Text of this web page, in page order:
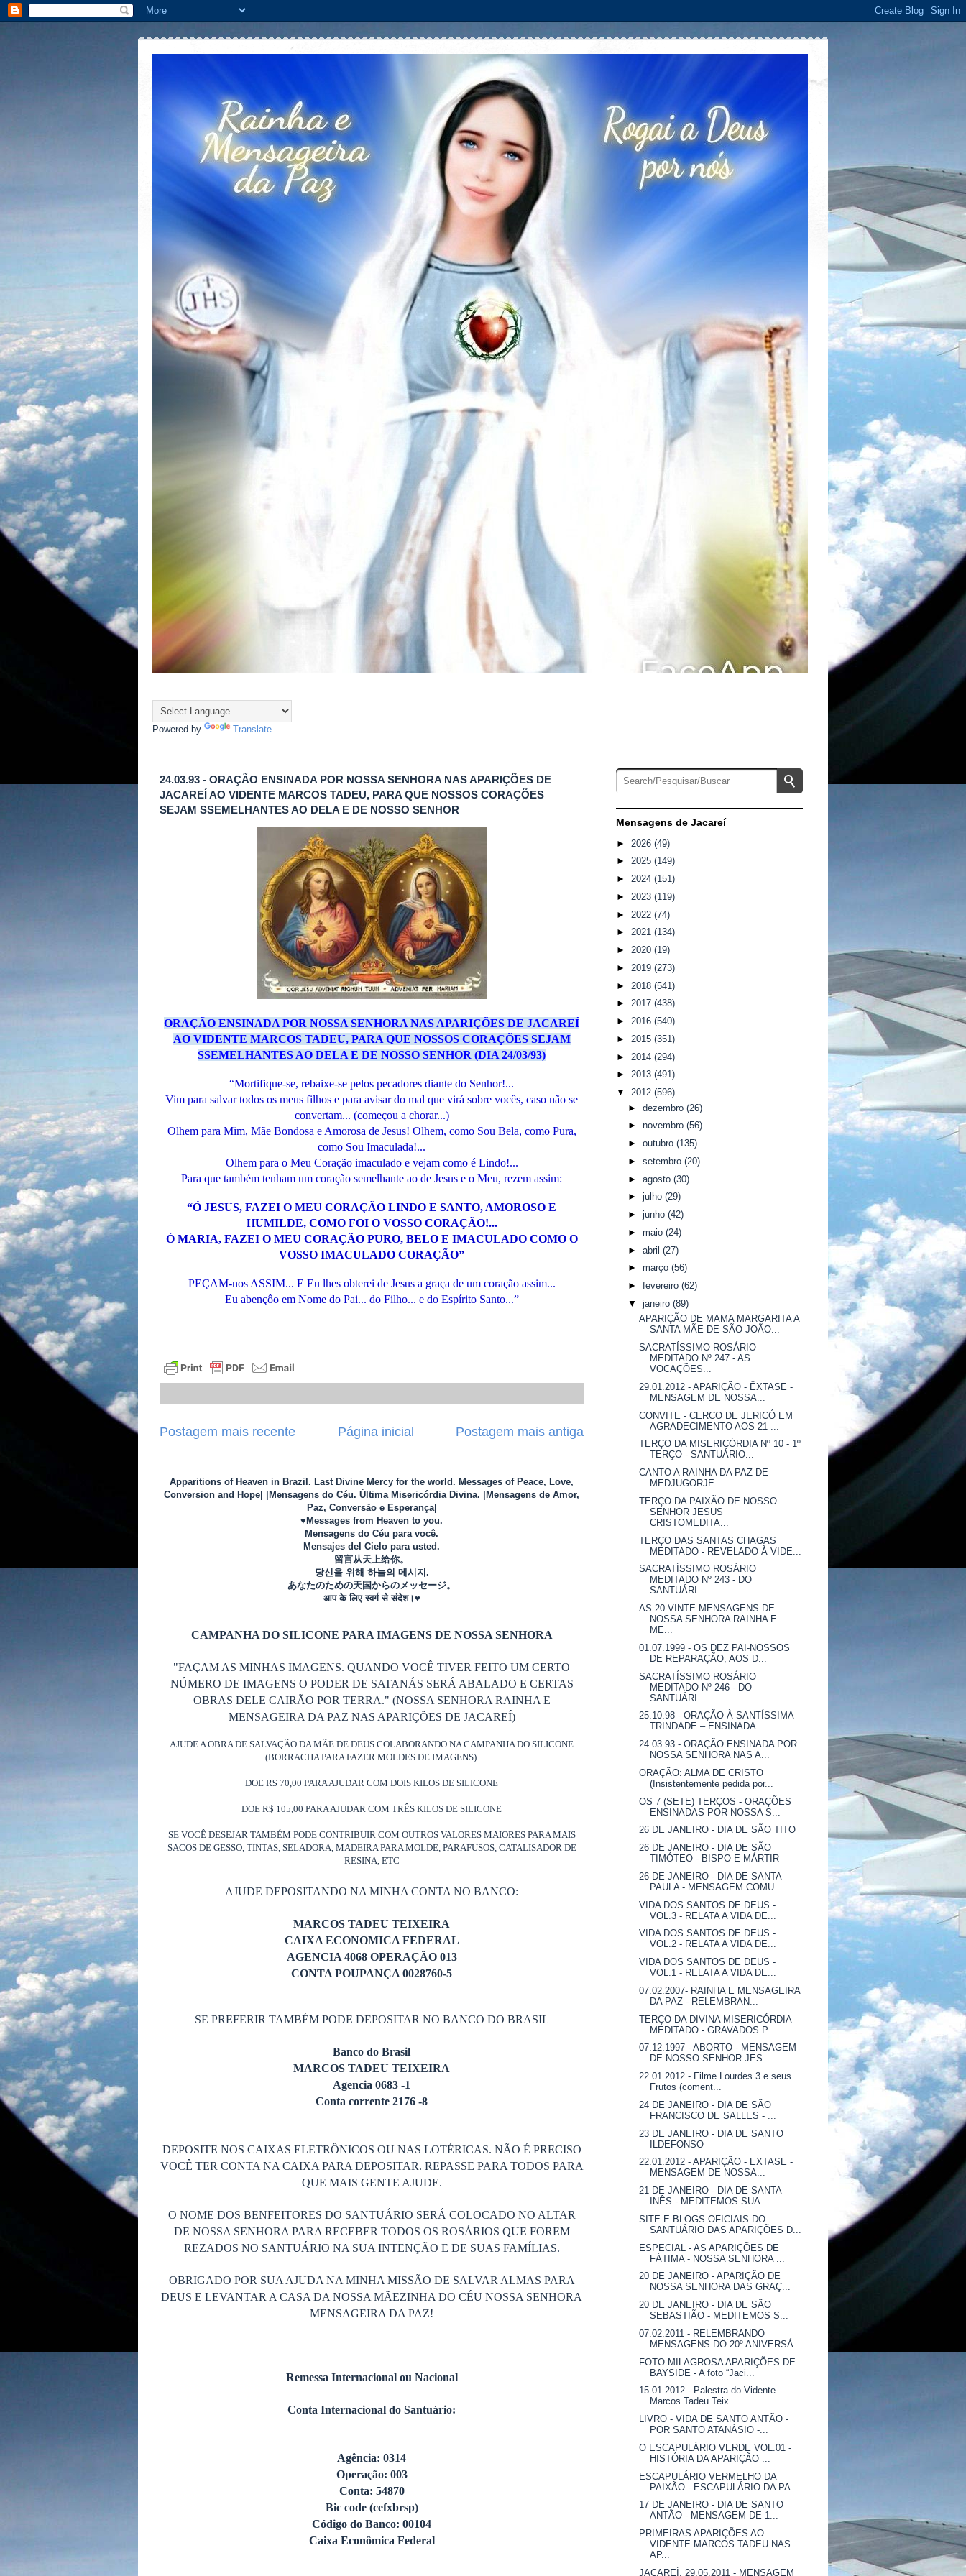
Powered by Translate
24.03.93 - ORAÇÃO ENSINADA POR NOSSA SENHORA NAS APARIÇÕES DE
JACAREÍ AO VIDENTE MARCOS TADEU, PARA QUE NOSSOS CORAÇÕES
SEJAM SSEMELHANTES AO DELA E DE NOSSO SENHOR
ORAÇÃO ENSINADA POR NOSSA SENHORA NAS APARIÇÕES DE JACAREÍ
AO VIDENTE MARCOS TADEU, PARA QUE NOSSOS CORAÇÕES SEJAM
SSEMELHANTES AO DELA E DE NOSSO SENHOR (DIA 24/03/93)
“Mortifique-se, rebaixe-se pelos pecadores diante do Senhor!...
Vim para salvar todos os meus filhos e para avisar do mal que virá sobre vocês, caso não se
convertam... (começou a chorar...)
Olhem para Mim, Mãe Bondosa e Amorosa de Jesus! Olhem, como Sou Bela, como Pura,
como Sou Imaculada!...
Olhem para o Meu Coração imaculado e vejam como é Lindo!...
Para que também tenham um coração semelhante ao de Jesus e o Meu, rezem assim:
“Ó JESUS, FAZEI O MEU CORAÇÃO LINDO E SANTO, AMOROSO E
HUMILDE, COMO FOI O VOSSO CORAÇÃO!...
Ó MARIA, FAZEI O MEU CORAÇÃO PURO, BELO E IMACULADO COMO O
VOSSO IMACULADO CORAÇÃO”
PEÇAM-nos ASSIM... E Eu lhes obterei de Jesus a graça de um coração assim...
Eu abençôo em Nome do Pai... do Filho... e do Espírito Santo...”
Postagem mais recente Postagem mais antiga
Página inicial
Apparitions of Heaven in Brazil. Last Divine Mercy for the world. Messages of Peace, Love,
Conversion and Hope| |Mensagens do Céu. Última Misericórdia Divina. |Mensagens de Amor,
Paz, Conversão e Esperança|
♥Messages from Heaven to you.
Mensagens do Céu para você.
Mensajes del Cielo para usted.
留言从天上给你。
당신을 위해 하늘의 메시지.
あなたのための天国からのメッセージ。
आप के लिए स्वर्ग से संदेश।♥
CAMPANHA DO SILICONE PARA IMAGENS DE NOSSA SENHORA
"FAÇAM AS MINHAS IMAGENS. QUANDO VOCÊ TIVER FEITO UM CERTO
NÚMERO DE IMAGENS O PODER DE SATANÁS SERÁ ABALADO E CERTAS
OBRAS DELE CAIRÃO POR TERRA." (NOSSA SENHORA RAINHA E
MENSAGEIRA DA PAZ NAS APARIÇÕES DE JACAREÍ)
AJUDE A OBRA DE SALVAÇÃO DA MÃE DE DEUS COLABORANDO NA CAMPANHA DO SILICONE
(BORRACHA PARA FAZER MOLDES DE IMAGENS).
DOE R$ 70,00 PARA AJUDAR COM DOIS KILOS DE SILICONE
DOE R$ 105,00 PARA AJUDAR COM TRÊS KILOS DE SILICONE
SE VOCÊ DESEJAR TAMBÉM PODE CONTRIBUIR COM OUTROS VALORES MAIORES PARA MAIS
SACOS DE GESSO, TINTAS, SELADORA, MADEIRA PARA MOLDE, PARAFUSOS, CATALISADOR DE
RESINA, ETC
AJUDE DEPOSITANDO NA MINHA CONTA NO BANCO:
MARCOS TADEU TEIXEIRA
CAIXA ECONOMICA FEDERAL
AGENCIA 4068 OPERAÇÃO 013
CONTA POUPANÇA 0028760-5
SE PREFERIR TAMBÉM PODE DEPOSITAR NO BANCO DO BRASIL
Banco do Brasil
MARCOS TADEU TEIXEIRA
Agencia 0683 -1
Conta corrente 2176 -8
DEPOSITE NOS CAIXAS ELETRÔNICOS OU NAS LOTÉRICAS. NÃO É PRECISO
VOCÊ TER CONTA NA CAIXA PARA DEPOSITAR. REPASSE PARA TODOS PARA
QUE MAIS GENTE AJUDE.
O NOME DOS BENFEITORES DO SANTUÁRIO SERÁ COLOCADO NO ALTAR
DE NOSSA SENHORA PARA RECEBER TODOS OS ROSÁRIOS QUE FOREM
REZADOS NO SANTUÁRIO NA SUA INTENÇÃO E DE SUAS FAMÍLIAS.
OBRIGADO POR SUA AJUDA NA MINHA MISSÃO DE SALVAR ALMAS PARA
DEUS E LEVANTAR A CASA DA NOSSA MÃEZINHA DO CÉU NOSSA SENHORA
MENSAGEIRA DA PAZ!
Remessa Internacional ou Nacional
Conta Internacional do Santuário:
Agência: 0314
Operação: 003
Conta: 54870
Bic code (cefxbrsp)
Código do Banco: 00104
Caixa Econômica Federal
Mensagens de Jacareí
► 2026 (49)
► 2025 (149)
► 2024 (151)
► 2023 (119)
► 2022 (74)
► 2021 (134)
► 2020 (19)
► 2019 (273)
► 2018 (541)
► 2017 (438)
► 2016 (540)
► 2015 (351)
► 2014 (294)
► 2013 (491)
▼ 2012 (596)
► dezembro (26)
► novembro (56)
► outubro (135)
► setembro (20)
► agosto (30)
► julho (29)
► junho (42)
► maio (24)
► abril (27)
► março (56)
► fevereiro (62)
▼ janeiro (89)
APARIÇÃO DE MAMA MARGARITA A
SANTA MÃE DE SÃO JOÃO...
SACRATÍSSIMO ROSÁRIO
MEDITADO Nº 247 - AS
VOCAÇÕES...
29.01.2012 - APARIÇÃO - ÊXTASE -
MENSAGEM DE NOSSA...
CONVITE - CERCO DE JERICÓ EM
AGRADECIMENTO AOS 21 ...
TERÇO DA MISERICÓRDIA Nº 10 - 1º
TERÇO - SANTUÁRIO...
CANTO A RAINHA DA PAZ DE
MEDJUGORJE
TERÇO DA PAIXÃO DE NOSSO
SENHOR JESUS
CRISTOMEDITA...
TERÇO DAS SANTAS CHAGAS
MEDITADO - REVELADO À VIDE...
SACRATÍSSIMO ROSÁRIO
MEDITADO Nº 243 - DO
SANTUÁRI...
AS 20 VINTE MENSAGENS DE
NOSSA SENHORA RAINHA E
ME...
01.07.1999 - OS DEZ PAI-NOSSOS
DE REPARAÇÃO, AOS D...
SACRATÍSSIMO ROSÁRIO
MEDITADO Nº 246 - DO
SANTUÁRI...
25.10.98 - ORAÇÃO À SANTÍSSIMA
TRINDADE – ENSINADA...
24.03.93 - ORAÇÃO ENSINADA POR
NOSSA SENHORA NAS A...
ORAÇÃO: ALMA DE CRISTO
(Insistentemente pedida por...
OS 7 (SETE) TERÇOS - ORAÇÕES
ENSINADAS POR NOSSA S...
26 DE JANEIRO - DIA DE SÃO TITO
26 DE JANEIRO - DIA DE SÃO
TIMÓTEO - BISPO E MÁRTIR
26 DE JANEIRO - DIA DE SANTA
PAULA - MENSAGEM COMU...
VIDA DOS SANTOS DE DEUS -
VOL.3 - RELATA A VIDA DE...
VIDA DOS SANTOS DE DEUS -
VOL.2 - RELATA A VIDA DE...
VIDA DOS SANTOS DE DEUS -
VOL.1 - RELATA A VIDA DE...
07.02.2007- RAINHA E MENSAGEIRA
DA PAZ - RELEMBRAN...
TERÇO DA DIVINA MISERICÓRDIA
MEDITADO - GRAVADOS P...
07.12.1997 - ABORTO - MENSAGEM
DE NOSSO SENHOR JES...
22.01.2012 - Filme Lourdes 3 e seus
Frutos (coment...
24 DE JANEIRO - DIA DE SÃO
FRANCISCO DE SALLES - ...
23 DE JANEIRO - DIA DE SANTO
ILDEFONSO
22.01.2012 - APARIÇÃO - EXTASE -
MENSAGEM DE NOSSA...
21 DE JANEIRO - DIA DE SANTA
INÊS - MEDITEMOS SUA ...
SITE E BLOGS OFICIAIS DO
SANTUÁRIO DAS APARIÇÕES D...
ESPECIAL - AS APARIÇÕES DE
FÁTIMA - NOSSA SENHORA ...
20 DE JANEIRO - APARIÇÃO DE
NOSSA SENHORA DAS GRAÇ...
20 DE JANEIRO - DIA DE SÃO
SEBASTIÃO - MEDITEMOS S...
07.02.2011 - RELEMBRANDO
MENSAGENS DO 20º ANIVERSÁ...
FOTO MILAGROSA APARIÇÕES DE
BAYSIDE - A foto “Jaci...
15.01.2012 - Palestra do Vidente
Marcos Tadeu Teix...
LIVRO - VIDA DE SANTO ANTÃO -
POR SANTO ATANÁSIO -...
O ESCAPULÁRIO VERDE VOL.01 -
HISTÓRIA DA APARIÇÃO ...
ESCAPULÁRIO VERMELHO DA
PAIXÃO - ESCAPULÁRIO DA PA...
17 DE JANEIRO - DIA DE SANTO
ANTÃO - MENSAGEM DE 1...
PRIMEIRAS APARIÇÕES AO
VIDENTE MARCOS TADEU NAS
AP...
JACAREÍ, 29.05.2011 - MENSAGEM